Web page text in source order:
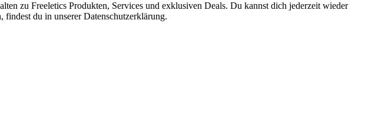
zu Freeletics Produkten, Services und exklusiven Deals. Du kannst dich jederzeit wieder
du in unserer Datenschutzerklärung.